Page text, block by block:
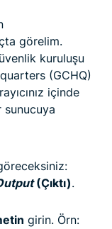
görelim.
kuruluşu
(GCHQ)
içinde
sunucuya
(Çıktı).
girin. Örn: